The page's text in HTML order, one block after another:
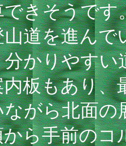
きそうです
道を進んで
かりやすい
板もあり、
がら北面の
ら手前のコ